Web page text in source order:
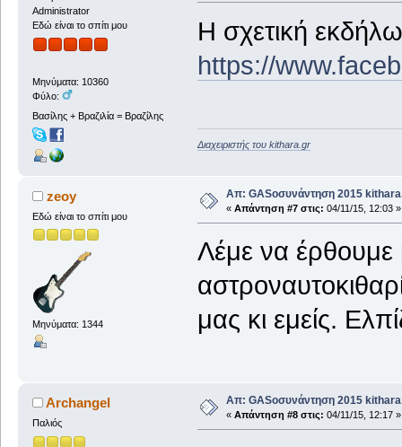
Administrator
Εδώ είναι το σπίτι μου
Μηνύματα: 10360
Φύλο:
Βασίλης + Βραζιλία = Βραζίλης
Η σχετική
https://
Διαχειριστής του kithara.gr
zeoy
Εδώ είναι το σπίτι μου
Μηνύματα: 1344
Απ: GASοσυνάντηση 2015
« Απάντηση #7 στις: 04/11/15, 12:03 »
Λέμε να
μας κι εμείς.
Archangel
Παλιός
Απ: GASοσυνάντηση 2015
« Απάντηση #8 στις: 04/11/15, 12:17 »